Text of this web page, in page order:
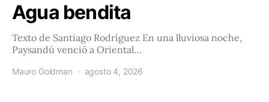
Agua bendita
Texto de Santiago Rodríguez En una lluviosa noche,
Paysandú venció a Oriental…
Mauro Goldman agosto 4, 2026